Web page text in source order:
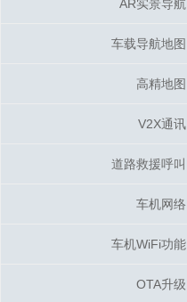
AR实景导航
车载导航地图
高精地图
V2X通讯
道路救援呼叫
车机网络
车机WiFi功能
OTA升级
AR实景导航
车载导航地图
高精地图
V2X通讯
道路救援呼叫
车机网络
车机WiFi功能
OTA升级